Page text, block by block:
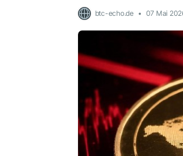
btc-echo.de 07 Mai